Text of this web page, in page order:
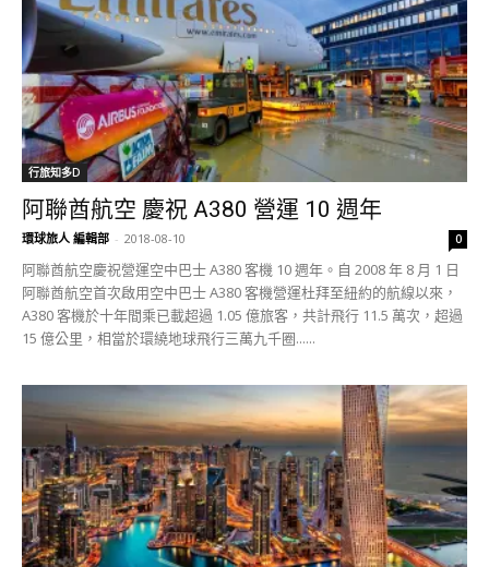
行旅知多D
阿聯酋航空 慶祝 A380 營運 10 週年
環球旅人 編輯部 - 2018-08-10 0
阿聯酋航空慶祝營運空中巴士 A380 客機 10 週年。自 2008 年 8 月 1 日
阿聯酋航空首次啟用空中巴士 A380 客機營運杜拜至紐約的航線以來，
A380 客機於十年間乘已載超過 1.05 億旅客，共計飛行 11.5 萬次，超過
15 億公里，相當於環繞地球飛行三萬九千圈......